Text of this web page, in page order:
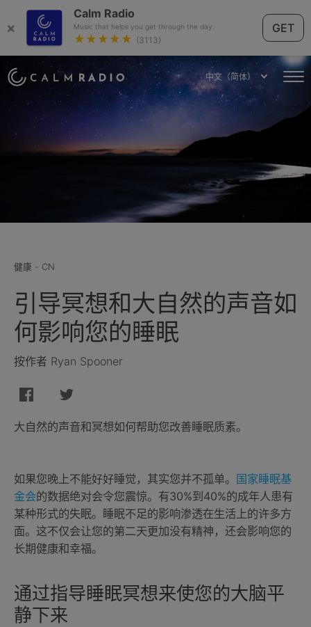
×
Calm Radio
Music that helps you get through the day.
★★★★★ (3113)
GET
中文（简体）
健康 - CN
引导冥想和大自然的声音如
何影响您的睡眠
按作者 Ryan Spooner
大自然的声音和冥想如何帮助您改善睡眠质素。
如果您晚上不能好好睡觉，其实您并不孤单。 国家睡眠基
金会的数据绝对会令您震惊。有30%到40%的成年人患有
某种形式的失眠。睡眠不足的影响渗透在生活上的许多方
面。这不仅会让您的第二天更加没有精神，还会影响您的
长期健康和幸福。
通过指导睡眠冥想来使您的大脑平
静下来